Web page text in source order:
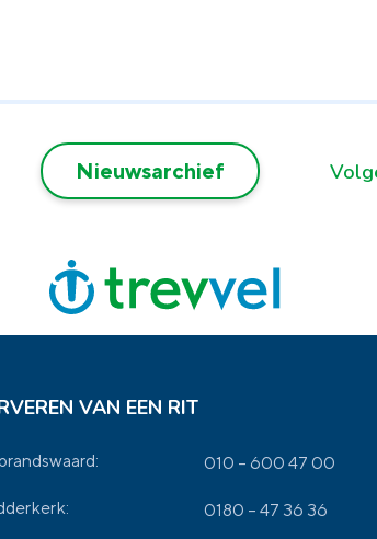
Nieuwsarchief
VAN EEN RIT
010 – 600 47 00
0180 – 47 36 36